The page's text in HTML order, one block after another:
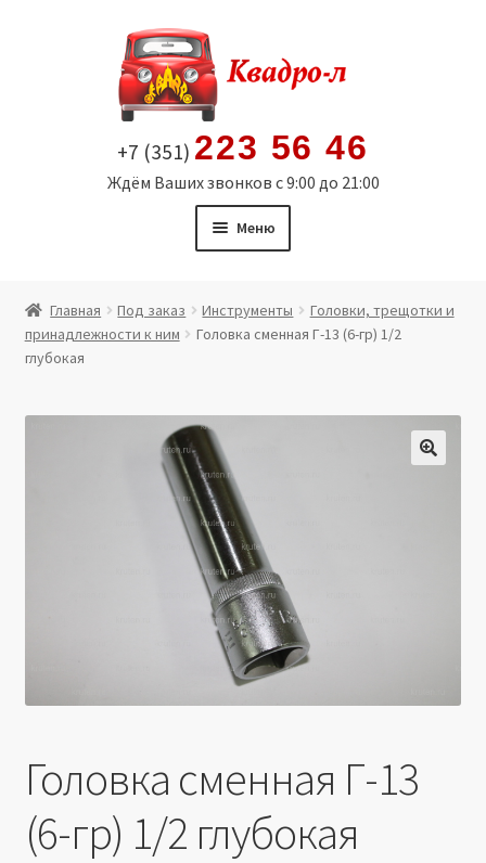
содержимому
+7 (351) 223 56 46
Ждём Ваших звонков с 9:00 до 21:00
Меню
Витрина
Политика в отношении обработки персональных
Главная Под заказ Инструменты
Головки, трещотки и
принадлежности к ним
Головка сменная Г-13 (6-гр) 1/2
глубокая
Головка сменная Г-13
(6-гр) 1/2 глубокая